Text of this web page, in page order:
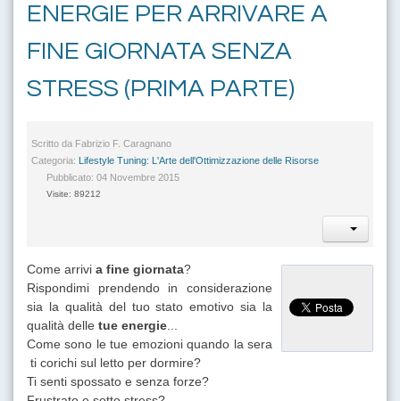
ENERGIE PER ARRIVARE A
FINE GIORNATA SENZA
STRESS (PRIMA PARTE)
Scritto da Fabrizio F. Caragnano
Categoria: Lifestyle Tuning: L'Arte dell'Ottimizzazione delle Risorse
Pubblicato: 04 Novembre 2015
Visite: 89212
Come arrivi a fine giornata?
Rispondimi prendendo in considerazione
sia la qualità del tuo stato emotivo sia la
qualità delle tue energie
Come sono le tue emozioni quando la sera
ti corichi sul letto per dormire?
Ti senti spossato e senza forze?